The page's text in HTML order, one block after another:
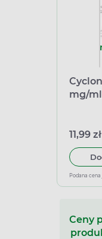
mg/
11,99 zł
Podana
Ceny